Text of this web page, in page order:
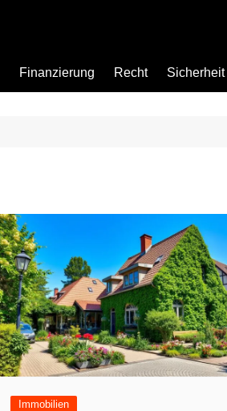
Finanzierung Recht Sicherheit
Immobilien